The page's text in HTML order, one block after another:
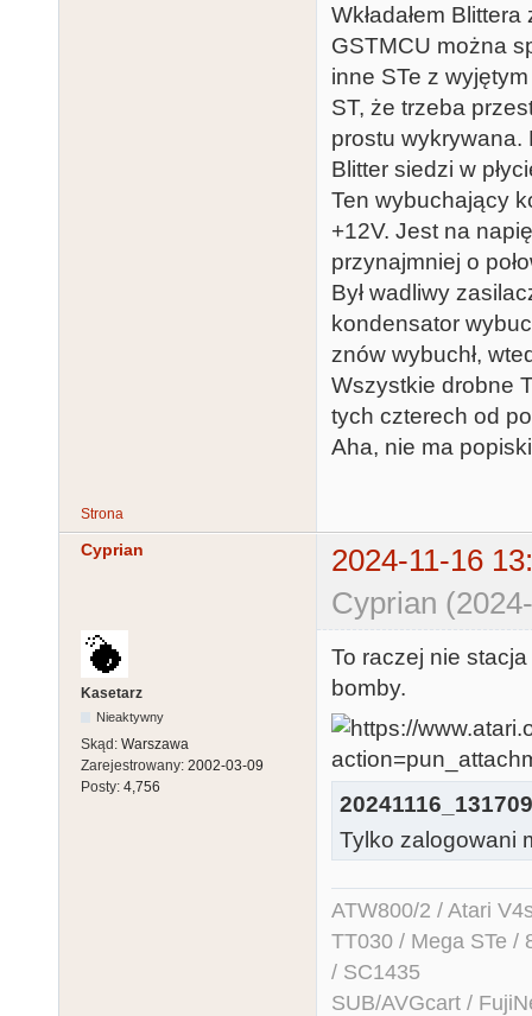
Wkładałem
GSTMCU można
inne STe z
ST, że trzeba
prostu wykrywana.
Blitter siedzi w
Ten wybuchający
+12V. Jest na
przynajmniej o
Był wadliwy
kondensator
znów wybuchł,
Wszystkie drobne
tych czterech od
Aha, nie ma
Strona
Cyprian
2024-11-16
Cyprian
Kasetarz
Nieaktywny
Skąd: Warszawa
Zarejestrowany: 2002-03-09
Posty: 4,756
To raczej nie
bomby.
Tylko zalogowani
ATW800/2 / Atari
TT030 / Mega STe /
/ SC1435
SUB/AVGcart /